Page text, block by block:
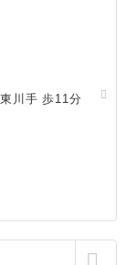
川手 歩11分